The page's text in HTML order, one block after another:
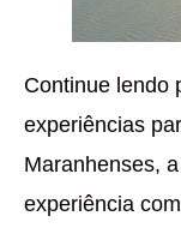
Continue lendo
experiências
Maranhenses,
experiência